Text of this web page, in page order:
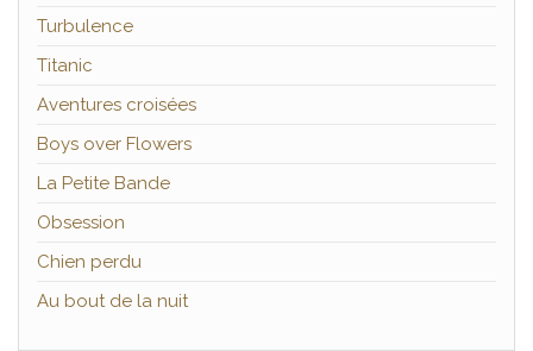
Turbulence
Titanic
Aventures croisées
Boys over Flowers
La Petite Bande
Obsession
Chien perdu
Au bout de la nuit